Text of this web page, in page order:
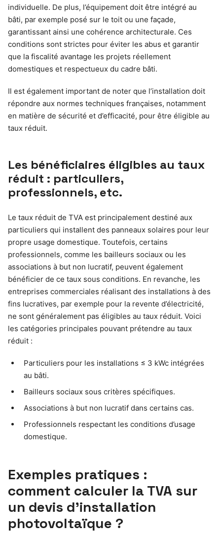
individuelle. De plus, l’équipement doit être intégré au
bâti, par exemple posé sur le toit ou une façade,
garantissant ainsi une cohérence architecturale. Ces
conditions sont strictes pour éviter les abus et garantir
que la fiscalité avantage les projets réellement
domestiques et respectueux du cadre bâti.
Il est également important de noter que l’installation doit
répondre aux normes techniques françaises, notamment
en matière de sécurité et d’efficacité, pour être éligible au
taux réduit.
Les bénéficiaires éligibles au taux
réduit : particuliers,
professionnels, etc.
Le taux réduit de TVA est principalement destiné aux
particuliers qui installent des panneaux solaires pour leur
propre usage domestique. Toutefois, certains
professionnels, comme les bailleurs sociaux ou les
associations à but non lucratif, peuvent également
bénéficier de ce taux sous conditions. En revanche, les
entreprises commerciales réalisant des installations à des
fins lucratives, par exemple pour la revente d’électricité,
ne sont généralement pas éligibles au taux réduit. Voici
les catégories principales pouvant prétendre au taux
réduit :
Particuliers pour les installations ≤ 3 kWc intégrées
au bâti.
Bailleurs sociaux sous critères spécifiques.
Associations à but non lucratif dans certains cas.
Professionnels respectant les conditions d’usage
domestique.
Exemples pratiques :
comment calculer la TVA sur
un devis d’installation
photovoltaïque ?